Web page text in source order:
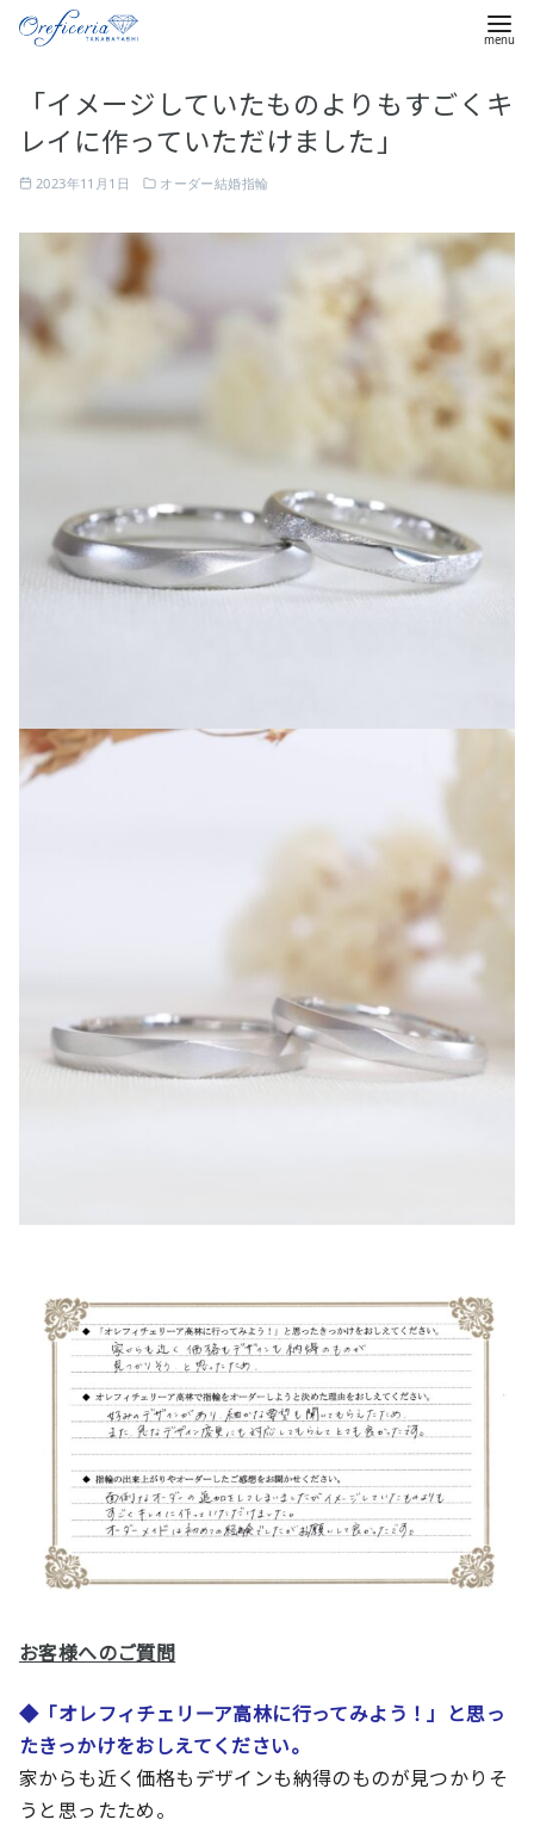
「イメージしていたものよりもすごくキ
レイに作っていただけました」
2023年11月1日 オーダー結婚指輪
お客様へのご質問
◆「オレフィチェリーア高林に行ってみよう！」と思っ
たきっかけをおしえてください。
家からも近く価格もデザインも納得のものが見つかりそ
うと思ったため。